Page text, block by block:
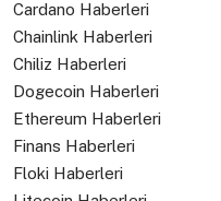
Cardano Haberleri
Chainlink Haberleri
Chiliz Haberleri
Dogecoin Haberleri
Ethereum Haberleri
Finans Haberleri
Floki Haberleri